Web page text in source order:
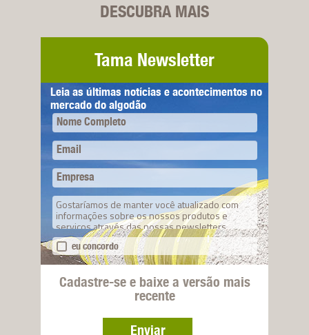
DESCUBRA MAIS
Tama Newsletter
Leia as últimas notícias e acontecimentos no
mercado do algodão
Nome Completo
Email
Empresa
Gostaríamos de manter você atualizado com
informações sobre os nossos produtos e
serviços através das nossas newsletters.
eu concordo
Cadastre-se e baixe a versão mais
recente
Enviar